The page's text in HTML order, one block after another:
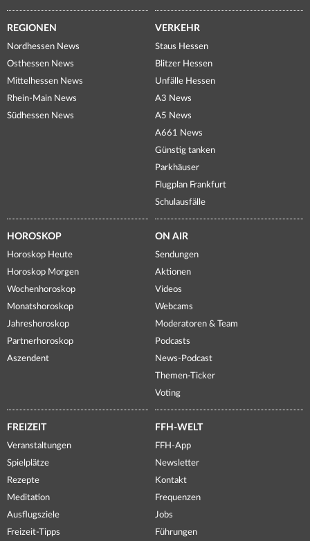
REGIONEN
Nordhessen News
Osthessen News
Mittelhessen News
Rhein-Main News
Südhessen News
VERKEHR
Staus Hessen
Blitzer Hessen
Unfälle Hessen
A3 News
A5 News
A661 News
Günstig tanken
Parkhäuser
Flugplan Frankfurt
Schulausfälle
HOROSKOP
Horoskop Heute
Horoskop Morgen
Wochenhoroskop
Monatshoroskop
Jahreshoroskop
Partnerhoroskop
Aszendent
ON AIR
Sendungen
Aktionen
Videos
Webcams
Moderatoren & Team
Podcasts
News-Podcast
Themen-Ticker
Voting
FREIZEIT
Veranstaltungen
Spielplätze
Rezepte
Meditation
Ausflugsziele
Freizeit-Tipps
FFH-WELT
FFH-App
Newsletter
Kontakt
Frequenzen
Jobs
Führungen